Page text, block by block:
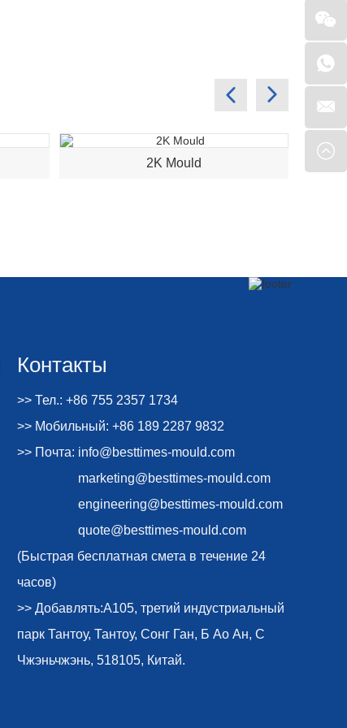
2K Mould
Контакты
>> Тел.: +86 755 2357 1734
>> Мобильный: +86 189 2287 9832
>> Почта: info@besttimes-mould.com
marketing@besttimes-mould.com
engineering@besttimes-mould.com
quote@besttimes-mould.com
(Быстрая бесплатная смета в течение 24
часов)
>> Добавлять:A105, третий индустриальный
парк Тантоу, Тантоу, Сонг Ган, Б Ао Ан, С
Чжэньчжэнь, 518105, Китай.